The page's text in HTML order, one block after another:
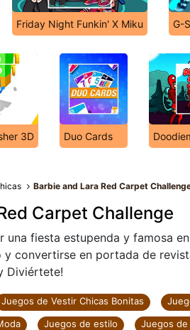
Friday Night Funkin' X Miku G-
3D Duo Cards
Barbie and Lara Red Carpet
Carpet Challenge
una fiesta estupenda y famosa
convertirse en portada de
Diviértete!
Juegos de Vestir Chicas Bonitas
Juegos de estilo
Juegos de